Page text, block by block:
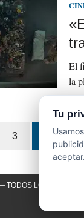
El
la
3
LOS
Tu
aceptar.